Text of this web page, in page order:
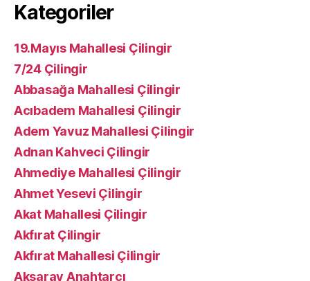
Kategoriler
19.Mayıs Mahallesi Çilingir
7/24 Çilingir
Abbasağa Mahallesi Çilingir
Acıbadem Mahallesi Çilingir
Adem Yavuz Mahallesi Çilingir
Adnan Kahveci Çilingir
Ahmediye Mahallesi Çilingir
Ahmet Yesevi Çilingir
Akat Mahallesi Çilingir
Akfırat Çilingir
Akfırat Mahallesi Çilingir
Aksaray Anahtarcı